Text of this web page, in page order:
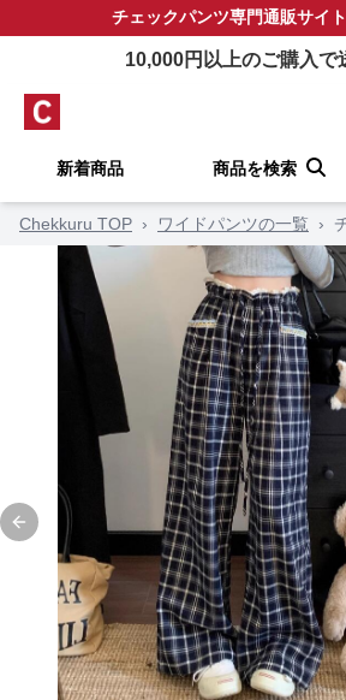
チェックパンツ専門通販サイト
10,000円以上のご購入で
新着商品 商品を検索
Chekkuru TOP › ワイドパンツの一覧 ›
Previous slide